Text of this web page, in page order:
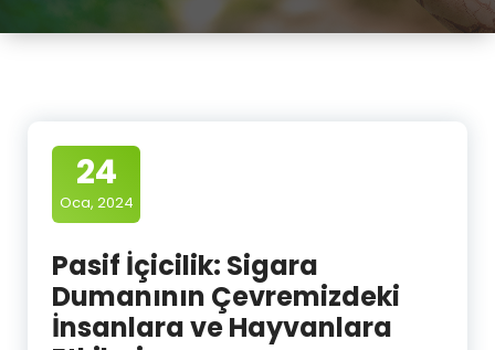
24
Oca, 2024
Pasif İçicilik: Sigara
Dumanının Çevremizdeki
İnsanlara ve Hayvanlara